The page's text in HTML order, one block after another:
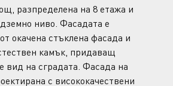
разпределена на 8 етажа и
ниво. Фасадата е
окачена стъклена фасада и
камък, придаващ
вид на сградата. Фасада на
с висококачествени